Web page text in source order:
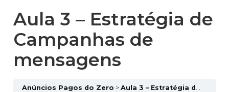
Aula 3 – Estratégia de
Campanhas de
mensagens
Anúncios Pagos do Zero Aula 3 – Estratégia de Campanhas de mensagens